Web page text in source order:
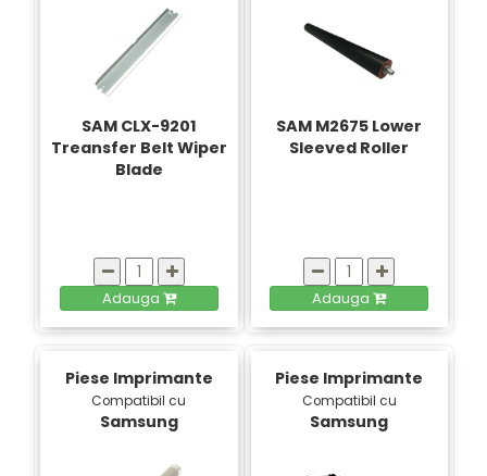
SAM CLX-9201
Treansfer Belt Wiper
Blade
Adauga
SAM M2675 Lower
Sleeved Roller
Adauga
Piese Imprimante
Compatibil cu
Samsung
Piese Imprimante
Compatibil cu
Samsung